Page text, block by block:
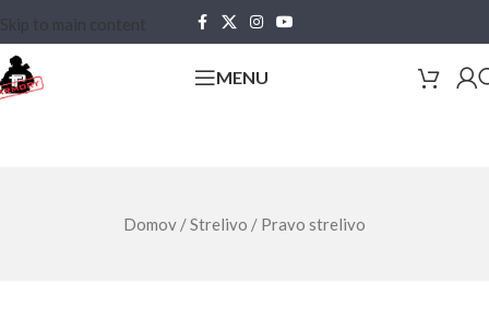
Skip to main content
MENU
Domov /Strelivo / Pravo strelivo